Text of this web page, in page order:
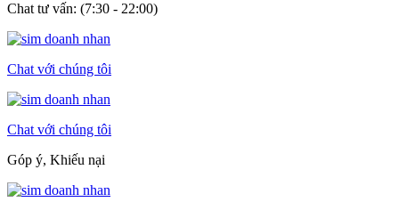
Chat tư vấn: (7:30 - 22:00)
Chat với chúng tôi
Chat với chúng tôi
Góp ý, Khiếu nại